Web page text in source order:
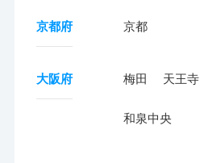
京都府 京都
大阪府 梅田 天王寺
和泉中央